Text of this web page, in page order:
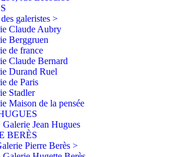
galeristes >
Claude Aubry
Berggruen
de france
Claude Bernard
Durand Ruel
de Paris
Stadler
Maison de la pensée
Galerie Jean Hugues
BERÈS
Pierre Berès >